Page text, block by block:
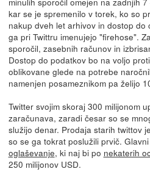
kar se je spremenilo v torek, ko so
nakup dveh let arhivov in dostop do
ga pri Twittru imenujejo "firehose".
sporočil, zasebnih računov in
Dostop do podatkov bo na voljo
oblikovane glede na potrebe
namenjen posameznikom pa želijo
Twitter svojim skoraj 300 milijonom
zaračunava, zaradi česar so se
služijo denar. Prodaja starih twittov
so se ga tokrat poslužili prvič.
oglaševanje, ki naj bi po nekaterih
250 milijonov USD.